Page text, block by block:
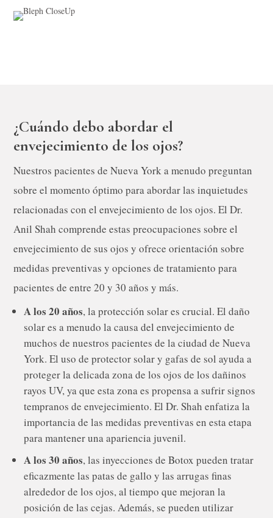
¿Cuándo debo abordar el
envejecimiento de los ojos?
Nuestros pacientes de Nueva York a menudo preguntan
sobre el momento óptimo para abordar las inquietudes
relacionadas con el envejecimiento de los ojos. El Dr.
Anil Shah comprende estas preocupaciones sobre el
envejecimiento de sus ojos y ofrece orientación sobre
medidas preventivas y opciones de tratamiento para
pacientes de entre 20 y 30 años y más.
A los 20 años, la protección solar es crucial. El daño
solar es a menudo la causa del envejecimiento de
muchos de nuestros pacientes de la ciudad de Nueva
York. El uso de protector solar y gafas de sol ayuda a
proteger la delicada zona de los ojos de los dañinos
rayos UV, ya que esta zona es propensa a sufrir signos
tempranos de envejecimiento. El Dr. Shah enfatiza la
importancia de las medidas preventivas en esta etapa
para mantener una apariencia juvenil.
A los 30 años, las inyecciones de Botox pueden tratar
eficazmente las patas de gallo y las arrugas finas
alrededor de los ojos, al tiempo que mejoran la
posición de las cejas. Además, se pueden utilizar